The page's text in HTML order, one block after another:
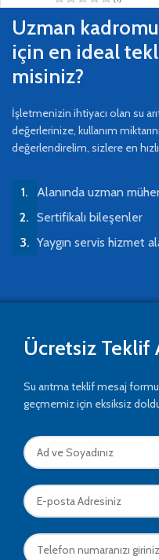
Uzman
için en ideal
misiniz?
İşletmenizin ihtiyacı olan su
değerlerinize, kullanım
değerlendirelim, sizlere en
Alanında uzman
Sertifikalı bileşenler
Yaygın servis hizmet
Ücretsiz Teklif
Su arıtma teklif mesaj
geçmemiz için eksiksiz